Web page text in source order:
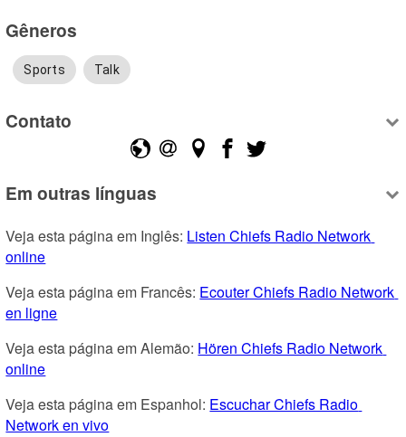
Gêneros
Sports Talk
Contato
Em outras línguas
Veja esta página em Inglês: Listen Chiefs Radio Network
online
Veja esta página em Francês: Ecouter Chiefs Radio Network
en ligne
Veja esta página em Alemão: Hören Chiefs Radio Network
online
Veja esta página em Espanhol: Escuchar Chiefs Radio
Network en vivo